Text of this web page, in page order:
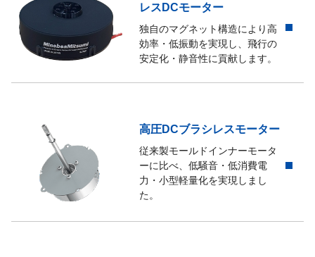
KFLMタイプ 負作動形ブレーキ付クラッ
MCMBタイプ 乾式単板クローズ形クラッチ・ブ
MCOタイプ
レスDCモーター
独自のマグネット構造により高
効率・低振動を実現し、飛行の
安定化・静音性に貢献します。
高圧DCブラシレスモーター
従来製モールドインナーモータ
ーに比べ、低騒音・低消費電
力・小型軽量化を実現しまし
た。